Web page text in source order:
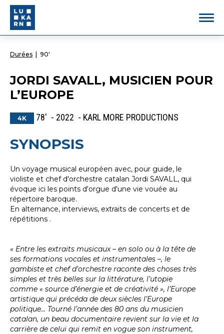
Durées 90'
JORDI SAVALL, MUSICIEN POUR
L’EUROPE
4K 78' - 2022 - KARL MORE PRODUCTIONS
SYNOPSIS
Un voyage musical européen avec, pour guide, le
violiste et chef d'orchestre catalan Jordi SAVALL, qui
évoque ici les points d'orgue d'une vie vouée au
répertoire baroque.
En alternance, interviews, extraits de concerts et de
répétitions .
« Entre les extraits musicaux – en solo ou à la tête de
ses formations vocales et instrumentales –, le
gambiste et chef d’orchestre raconte des choses très
simples et très belles sur la littérature, l’utopie
comme « source d’énergie et de créativité », l’Europe
artistique qui précéda de deux siècles l’Europe
politique… Tourné l’année des 80 ans du musicien
catalan, un beau documentaire revient sur la vie et la
carrière de celui qui remit en vogue son instrument,